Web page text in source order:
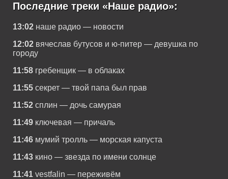
Последние треки «Наше радио»:
13:02 наше радио — новости
12:02 вячеслав бутусов и ю-питер — девушка по
городу
11:58 гребенщик — в облаках
11:55 секрет — твой папа был прав
11:52 сплин — дочь самурая
11:49 ключевая — причаль
11:46 мумий тролль — морская капуста
11:43 кино — звезда по имени солнце
11:41 vestfalin — переживём